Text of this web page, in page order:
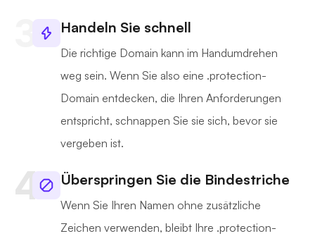
Handeln Sie schnell
Die richtige Domain kann im Handumdrehen
weg sein. Wenn Sie also eine .protection-
Domain entdecken, die Ihren Anforderungen
entspricht, schnappen Sie sie sich, bevor sie
vergeben ist.
Überspringen Sie die Bindestriche
Wenn Sie Ihren Namen ohne zusätzliche
Zeichen verwenden, bleibt Ihre .protection-